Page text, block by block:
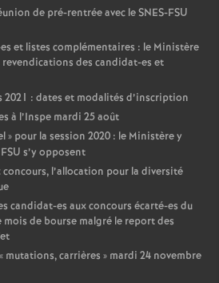
de pré-rentrée avec le SNES-FSU
et listes complémentaires : le Ministère
revendications des candidat-es et
: dates et modalités d’inscription
à l’Inspe mardi 25 août
» pour la session 2020 : le Ministère y
s’y opposent
l’allocation pour la diversité
candidat-es aux concours écarté-es du
mois de bourse malgré le report des
mutations, carrières » mardi 24 novembre